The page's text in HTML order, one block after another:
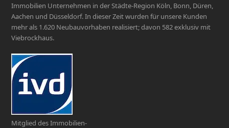
Immobilien Unternehmen in der Städte-Region Köln, Bonn, Düren,
Aachen und Düsseldorf. In dieser Zeit wurden für unsere Kunden
mehr als 1.620 Neubauvorhaben realisiert; davon 582 exklusiv mit
Viebrockhaus.
Mitglied des Immobilien-